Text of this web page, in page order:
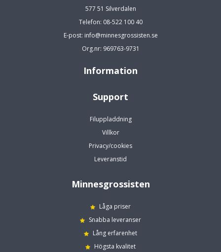
577 51 Silverdalen
Telefon: 08-522 100 40
E-post: info@minnesgrossisten.se
Org.nr: 969763-9731
Information
Support
Filuppladdning
Villkor
Privacy/cookies
Leveranstid
Minnesgrossisten
Låga priser
Snabba leveranser
Lång erfarenhet
Högsta kvalitet